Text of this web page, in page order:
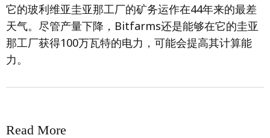
它的玻利维亚圭亚那工厂的矿务运作在44年来的最差
天气。尽管产量下降，Bitfarms还是能够在它的圭亚
那工厂获得100万瓦特的电力，可能会提高其计算能
力。
Read More